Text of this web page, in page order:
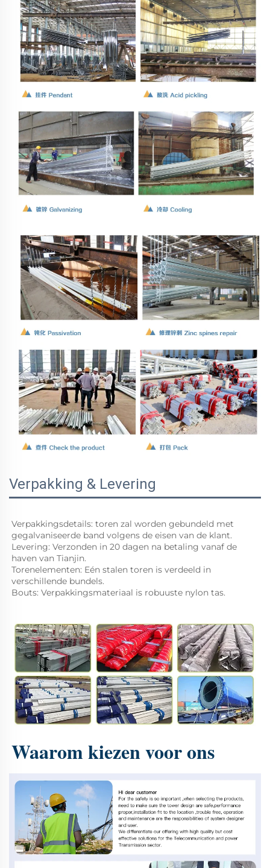
Verpakking & Levering
Verpakkingsdetails: toren zal worden gebundeld met
gegalvaniseerde band volgens de eisen van de klant.
Levering: Verzonden in 20 dagen na betaling vanaf de
haven van Tianjin.
Torenelementen: Eén stalen toren is verdeeld in
verschillende bundels.
Bouts: Verpakkingsmateriaal is robuuste nylon tas.
Waarom kiezen voor ons